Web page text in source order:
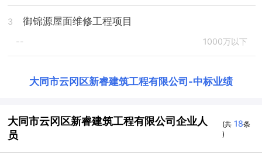
3 御锦源屋面维修工程项目
-- 1000万以下
大同市云冈区新睿建筑工程有限公司 -中标业绩
大同市云冈区新睿建筑工程有限公司企业人
员
(共 18条
)